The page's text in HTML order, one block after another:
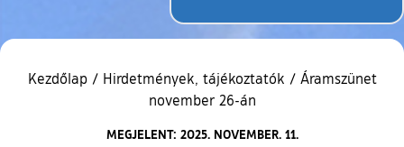
Kezdőlap / Hirdetmények, tájékoztatók / Áramszünet
november 26-án
MEGJELENT: 2025. NOVEMBER. 11.